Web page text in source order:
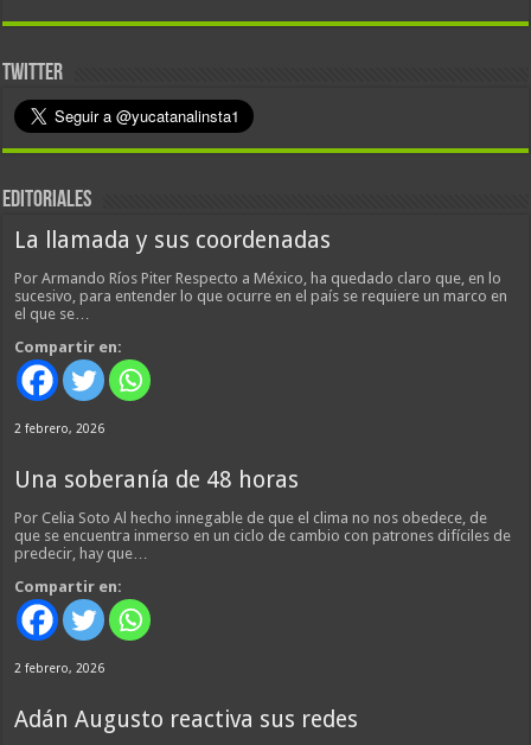
TWITTER
EDITORIALES
La llamada y sus coordenadas
Por Armando Ríos Piter Respecto a México, ha quedado claro que, en lo
sucesivo, para entender lo que ocurre en el país se requiere un marco en
el que se…
Compartir en:
2 febrero, 2026
Una soberanía de 48 horas
Por Celia Soto Al hecho innegable de que el clima no nos obedece, de
que se encuentra inmerso en un ciclo de cambio con patrones difíciles de
predecir, hay que…
Compartir en:
2 febrero, 2026
Adán Augusto reactiva sus redes